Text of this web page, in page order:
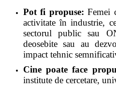
Pot fi propuse: Femei
activitate în industrie,
sectorul public sau
deosebite sau au
impact tehnic
Cine poate face
institute de cercetare,